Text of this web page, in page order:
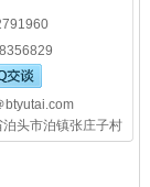
btyutai.com
头市泊镇张庄子村